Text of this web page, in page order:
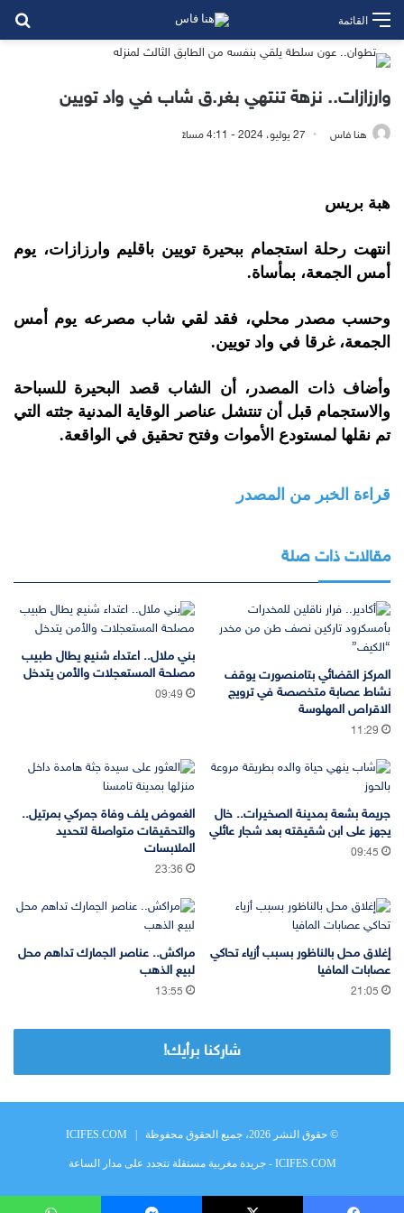
القائمة
وارزازات.. نزهة تنتهي بغر.ق شاب في واد تويين
هنا فاس 27 يوليو، 2024 - 4:11 مساءً
هبة بريس
انتهت رحلة استجمام ببحيرة تويين باقليم وارزازات، يوم
أمس الجمعة، بمأساة.
وحسب مصدر محلي، فقد لقي شاب مصرعه يوم أمس
الجمعة، غرقا في واد تويين.
وأضاف ذات المصدر، أن الشاب قصد البحيرة للسباحة
والاستجمام قبل أن تنتشل عناصر الوقاية المدنية جثته التي
تم نقلها لمستودع الأموات وفتح تحقيق في الواقعة.
قراءة الخبر من المصدر
مقالات ذات صلة
المركز القضائي بتامنصورت يوقف
نشاط عصابة متخصصة في ترويج
الاقراص المهلوسة
11:29
بني ملال.. اعتداء شنيع يطال طبيب
مصلحة المستعجلات والأمن يتدخل
09:49
جريمة بشعة بمدينة الصخيرات.. خال
يجهز على ابن شقيقته بعد شجار عائلي
09:45
الغموض يلف وفاة جمركي بمرتيل..
والتحقيقات متواصلة لتحديد
الملابسات
23:36
إغلاق محل بالناظور بسبب أزياء تحاكي
عصابات المافيا
21:05
مراكش.. عناصر الجمارك تداهم محل
لبيع الذهب
13:55
شاركنا برأيك!
© حقوق النشر 2026، جميع الحقوق محفوظة | ICIFES.COM
ICIFES.COM - جريدة مغربية مستقلة تتجدد على مدار الساعة